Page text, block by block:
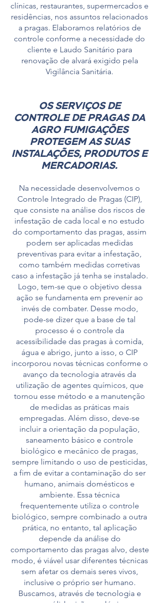
clínicas, restaurantes, supermercados e
residências, nos assuntos relacionados
a pragas. Elaboramos relatórios de
controle conforme a necessidade do
cliente e Laudo Sanitário para
renovação de alvará exigido pela
Vigilância Sanitária.
OS SERVIÇOS DE
CONTROLE DE PRAGAS DA
AGRO FUMIGAÇÕES
PROTEGEM AS SUAS
INSTALAÇÕES, PRODUTOS E
MERCADORIAS.
Na necessidade desenvolvemos o
Controle Integrado de Pragas (CIP),
que consiste na análise dos riscos de
infestação de cada local e no estudo
do comportamento das pragas, assim
podem ser aplicadas medidas
preventivas para evitar a infestação,
como também medidas corretivas
caso a infestação já tenha se instalado.
Logo, tem-se que o objetivo dessa
ação se fundamenta em prevenir ao
invés de combater. Desse modo,
pode-se dizer que a base de tal
processo é o controle da
acessibilidade das pragas à comida,
água e abrigo, junto a isso, o CIP
incorporou novas técnicas conforme o
avanço da tecnologia através da
utilização de agentes químicos, que
tornou esse método e a manutenção
de medidas as práticas mais
empregadas. Além disso, deve-se
incluir a orientação da população,
saneamento básico e controle
biológico e mecânico de pragas,
sempre limitando o uso de pesticidas,
a fim de evitar a contaminação do ser
humano, animais domésticos e
ambiente. Essa técnica
frequentemente utiliza o controle
biológico, sempre combinado a outra
prática, no entanto, tal aplicação
depende da análise do
comportamento das pragas alvo, deste
modo, é viável usar diferentes técnicas
sem afetar os demais seres vivos,
inclusive o próprio ser humano.
Buscamos, através de tecnologia e